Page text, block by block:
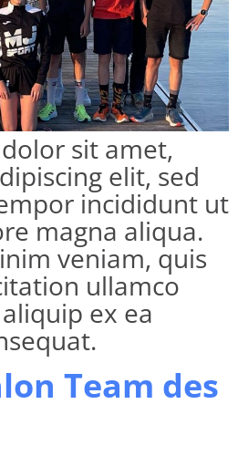
sit amet,
elit, sed
incididunt ut
magna aliqua.
veniam, quis
ullamco
ex ea
Team des